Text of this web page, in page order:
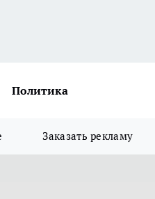
Политика
Заказать рекламу